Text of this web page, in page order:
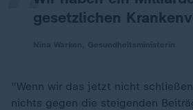
gesetzlichen
"Wenn wir das jetzt nicht
nichts gegen die steigenden